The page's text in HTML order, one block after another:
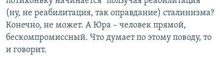
(ну, не реабилитация, так оправдание) сталинизма?
Конечно, не может. А Юра – человек прямой,
бескомпромиссный. Что думает по этому поводу, то
и говорит.